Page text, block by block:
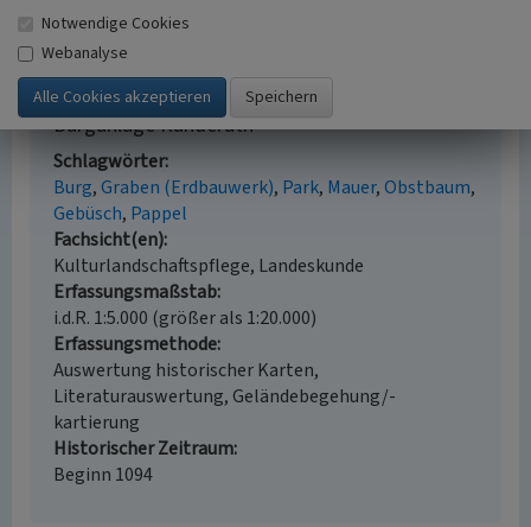
23-27, Neuss.
Burganlage Randerath
Schlagwörter
Burg Graben (Erdbauwerk) Park Mauer Obstbaum
Gebüsch Pappel
Fachsicht(en)
Kulturlandschaftspflege, Landeskunde
Erfassungsmaßstab
i.d.R. 1:5.000 (größer als 1:20.000)
Erfassungsmethode
Auswertung historischer Karten,
Literaturauswertung, Geländebegehung/-
kartierung
Historischer Zeitraum
Beginn 1094
Notwendige Cookies
Webanalyse